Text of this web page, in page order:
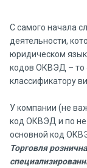
С самого начала
деятельности,
юридическом
кодов ОКВЭД – то
классификатору
У компании (не
код ОКВЭД и по
основной код
Торговля